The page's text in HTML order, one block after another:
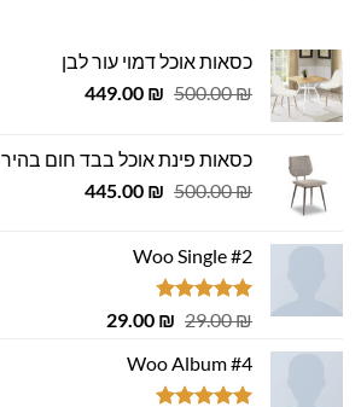
כסאות אוכל דמוי עור לבן
500.00₪
המחיר
500.00 ₪.
449.00 ₪
המחיר
449.00 ₪.
כסאות פינת אוכל בבד חום בהיר
500.00₪
המחיר
500.00 ₪.
445.00 ₪
המחיר
Woo Single #2
דורג4.75
29.00₪
המחיר
היה:
29.00 ₪.
29.00 ₪
המחיר
Woo Album #4